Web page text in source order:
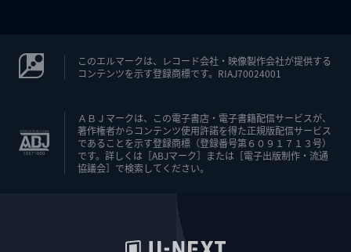
このエルマークは、レコード会社・映像製作会社が提供する
コンテンツを示す登録商標です。RIAJ70024001
ＡＢＪマークは、この電子書店・電子書籍配信サービスが、
著作権者からコンテンツ使用許諾を得た正規版配信サービス
であることを示す登録商標（登録番号第６０９１７１３号）
です。詳しくは［ABJマーク］または［電子出版制作・流通
協議会］で検索してください。